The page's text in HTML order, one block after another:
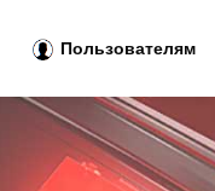
Пользователям